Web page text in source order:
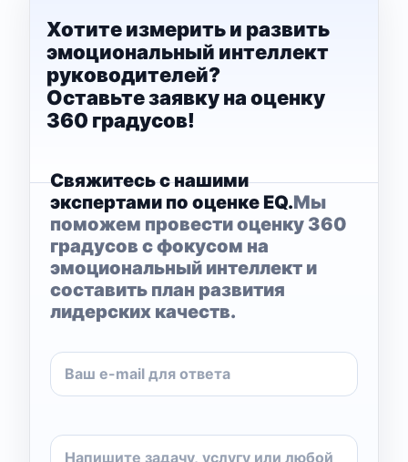
Хотите измерить и развить
эмоциональный интеллект
руководителей?
Оставьте заявку на оценку
360 градусов!
Свяжитесь с нашими
экспертами по оценке EQ.Мы
поможем провести оценку 360
градусов с фокусом на
эмоциональный интеллект и
составить план развития
лидерских качеств.